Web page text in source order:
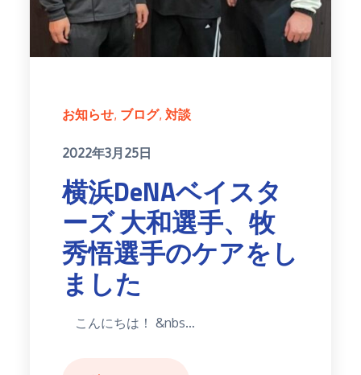
お知らせ ブログ 対談
Posted
on
2022年3月25日
横浜DeNAベイスタ
ーズ 大和選手、牧
秀悟選手のケアをし
ました
こんにちは！ &nbs…